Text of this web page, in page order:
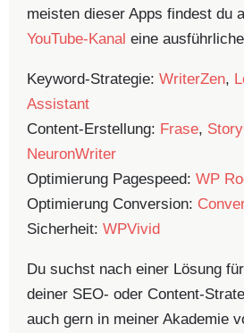
meisten dieser Apps findest du
YouTube-Kanal eine
Keyword-Strategie: WriterZen,
Assistant
Content-Erstellung: Frase,
NeuronWriter
Optimierung Pagespeed: WP
Optimierung Conversion:
Sicherheit: WPVivid
Du suchst nach einer Lösung
deiner SEO- oder Content-
auch gern in meiner Akademie